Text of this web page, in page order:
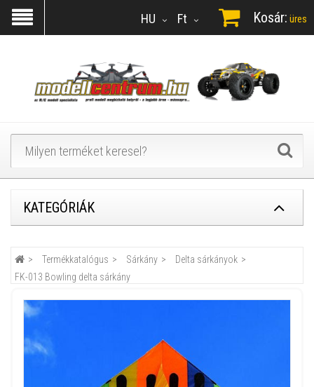
Ft
HU Kosár: üres
KATEGÓRIÁK
Termékkatalógus Sárkány
Delta sárkányok
FK-013 Bowling delta sárkány